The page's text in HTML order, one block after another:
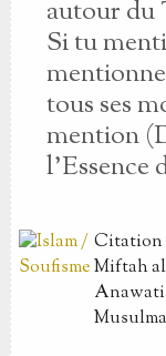
autour du
Si tu
tous ses
mention
l'Essence
Citation
Miftah
Anawati